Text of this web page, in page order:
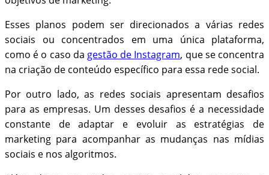
Esses planos podem ser direcionados a várias redes
sociais ou concentrados em uma única plataforma,
como é o caso da gestão de Instagram, que se concentra
na criação de conteúdo específico para essa rede social.
Por outro lado, as redes sociais apresentam desafios
para as empresas. Um desses desafios é a necessidade
constante de adaptar e evoluir as estratégias de
marketing para acompanhar as mudanças nas mídias
sociais e nos algoritmos.